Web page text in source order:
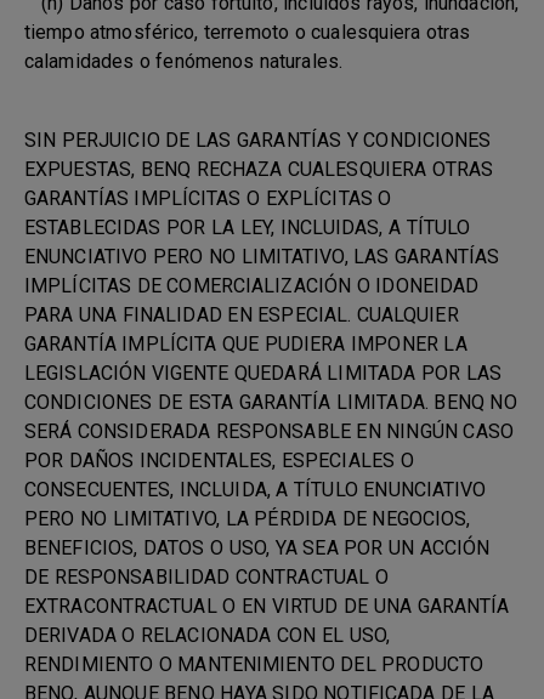
tiempo atmosférico, terremoto o cualesquiera otras
calamidades o fenómenos naturales.
SIN PERJUICIO DE LAS GARANTÍAS Y CONDICIONES
EXPUESTAS, BENQ RECHAZA CUALESQUIERA OTRAS
GARANTÍAS IMPLÍCITAS O EXPLÍCITAS O
ESTABLECIDAS POR LA LEY, INCLUIDAS, A TÍTULO
ENUNCIATIVO PERO NO LIMITATIVO, LAS GARANTÍAS
IMPLÍCITAS DE COMERCIALIZACIÓN O IDONEIDAD
PARA UNA FINALIDAD EN ESPECIAL. CUALQUIER
GARANTÍA IMPLÍCITA QUE PUDIERA IMPONER LA
LEGISLACIÓN VIGENTE QUEDARÁ LIMITADA POR LAS
CONDICIONES DE ESTA GARANTÍA LIMITADA. BENQ NO
SERÁ CONSIDERADA RESPONSABLE EN NINGÚN CASO
POR DAÑOS INCIDENTALES, ESPECIALES O
CONSECUENTES, INCLUIDA, A TÍTULO ENUNCIATIVO
PERO NO LIMITATIVO, LA PÉRDIDA DE NEGOCIOS,
BENEFICIOS, DATOS O USO, YA SEA POR UN ACCIÓN
DE RESPONSABILIDAD CONTRACTUAL O
EXTRACONTRACTUAL O EN VIRTUD DE UNA GARANTÍA
DERIVADA O RELACIONADA CON EL USO,
RENDIMIENTO O MANTENIMIENTO DEL PRODUCTO
BENQ, AUNQUE BENQ HAYA SIDO NOTIFICADA DE LA